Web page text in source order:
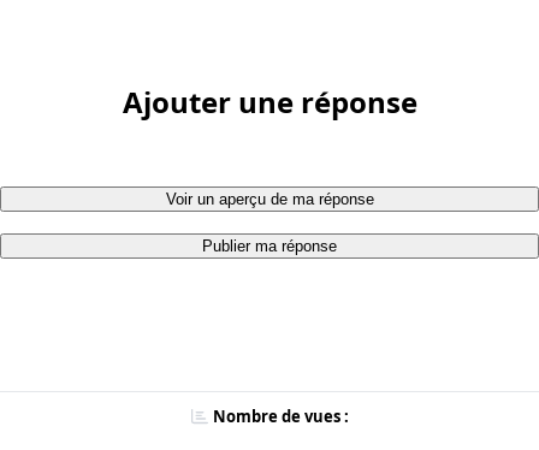
Ajouter une réponse
Voir un aperçu de ma réponse
Publier ma réponse
Nombre de vues :